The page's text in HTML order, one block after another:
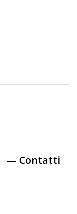
— Contatti